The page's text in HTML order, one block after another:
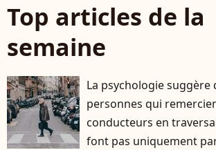
Top articles de la
semaine
La psychologie suggère
personnes qui
conducteurs en
font pas uniquement